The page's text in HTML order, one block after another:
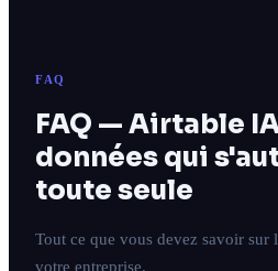
FAQ
FAQ — Airtable
données qui
toute seule
Tout ce que vous devez savoir
votre entreprise.